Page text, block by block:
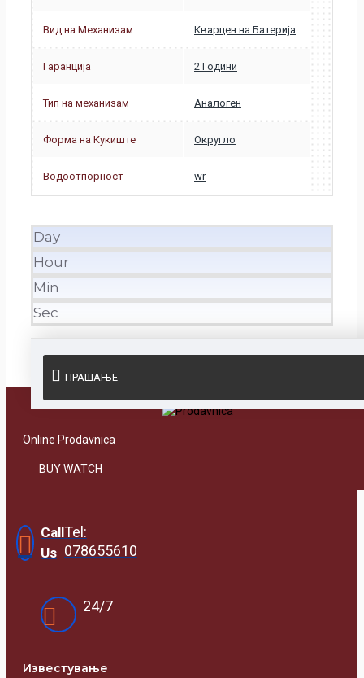
Вид на Механизам Кварцен на Батерија
Гаранција 2 Години
Тип на механизам Аналоген
Форма на Кукиште Округло
Водоотпорност wr
Day
Hour
Min
Sec
ПРАШАЊЕ
Online Prodavnica
BUY WATCH
Call
Us
Tel:
078655610
24/7
Известувањe